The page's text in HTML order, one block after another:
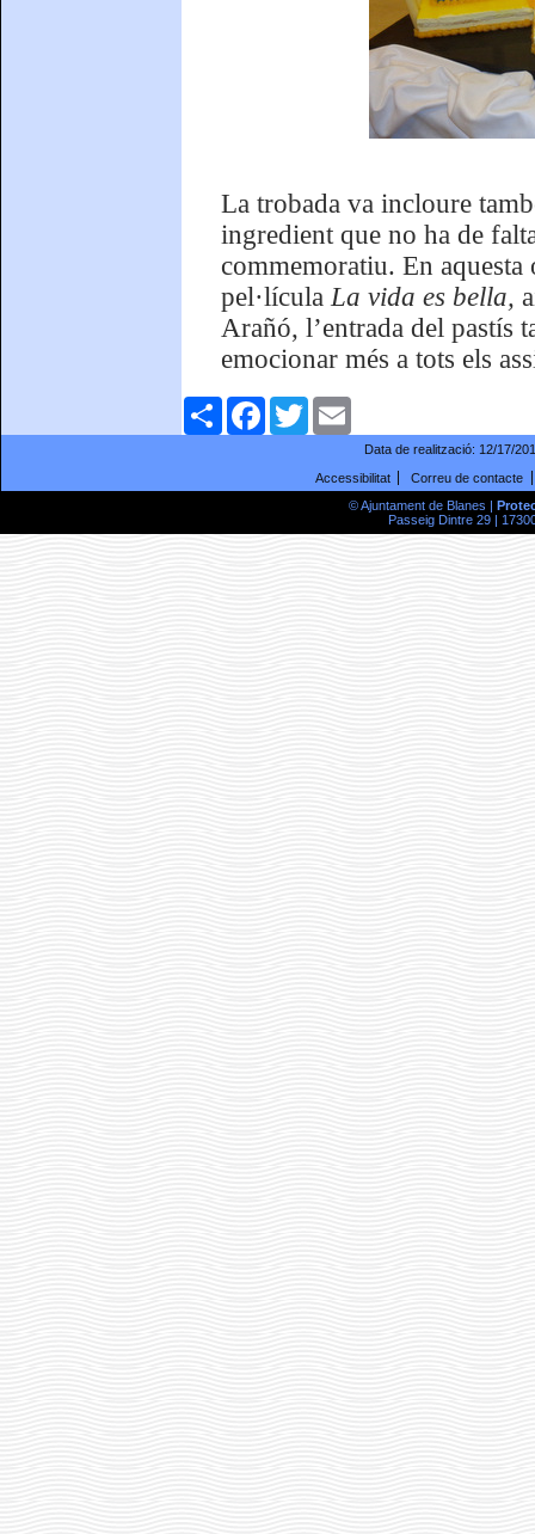
La trobada va incloure
ingredient que no ha de
commemoratiu. En aquesta
pel·lículaLa vida es bella,
Arañó, l’entrada del pastís
emocionar més a tots els
ComparteixFacebookTwitter
Data de realització: 12/17/
Accessibilitat
Correu de contacte
© Ajuntament de Blanes |
Passeig Dintre 29 |